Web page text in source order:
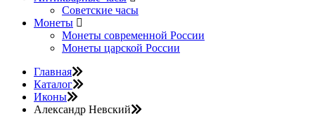
Советские часы
Монеты
Монеты современной России
Монеты царской России
Главная
Каталог
Иконы
Александр Невский